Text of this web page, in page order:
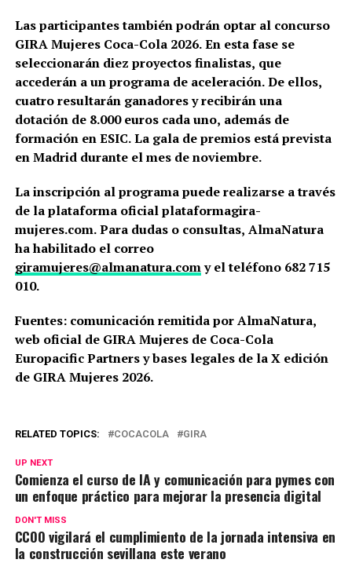
Las participantes también podrán optar al concurso
GIRA Mujeres Coca-Cola 2026. En esta fase se
seleccionarán diez proyectos finalistas, que
accederán a un programa de aceleración. De ellos,
cuatro resultarán ganadores y recibirán una
dotación de 8.000 euros cada uno, además de
formación en ESIC. La gala de premios está prevista
en Madrid durante el mes de noviembre.
La inscripción al programa puede realizarse a través
de la plataforma oficial plataformagira-
mujeres.com. Para dudas o consultas, AlmaNatura
ha habilitado el correo
giramujeres@almanatura.comy el teléfono 682 715
010.
Fuentes: comunicación remitida por AlmaNatura,
web oficial de GIRA Mujeres de Coca-Cola
Europacific Partners y bases legales de la X edición
de GIRA Mujeres 2026.
RELATED TOPICS: COCACOLA GIRA
UP NEXT
Comienza el curso de IA y comunicación para pymes con
un enfoque práctico para mejorar la presencia digital
DON'T MISS
CCOO vigilará el cumplimiento de la jornada intensiva en
la construcción sevillana este verano